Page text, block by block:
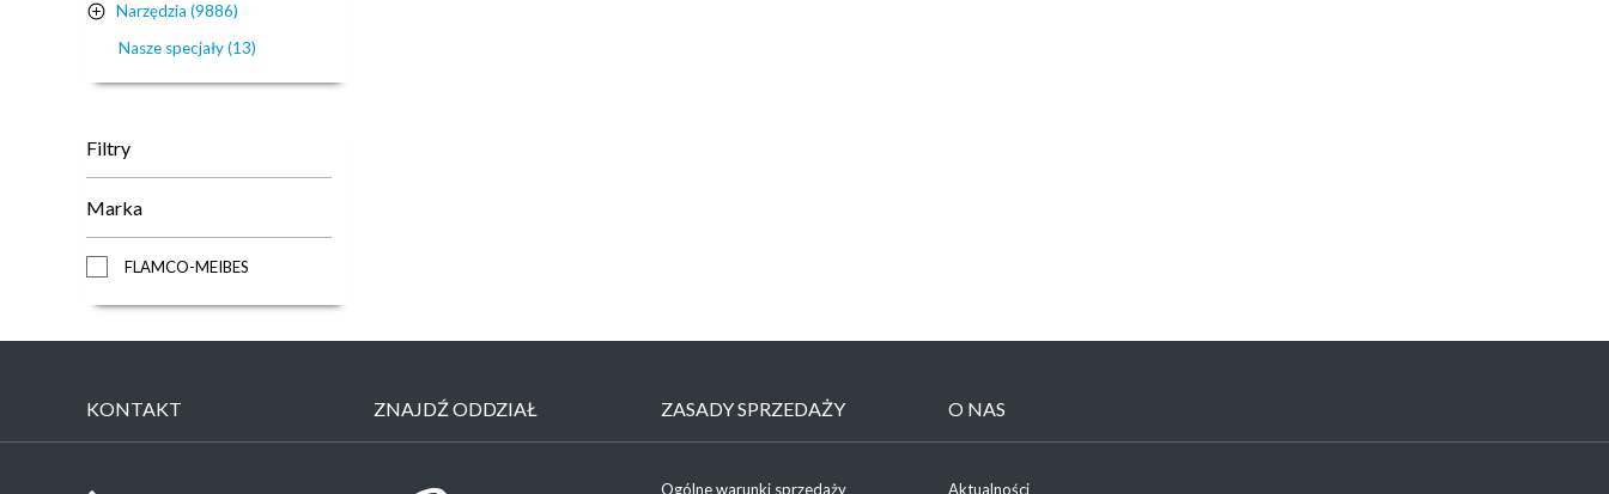
Narzędzia (9886)
Nasze specjały (13)
Filtry
Marka
FLAMCO-MEIBES
KONTAKT ZNAJDŹ ODDZIAŁ ZASADY SPRZEDAŻY
Ogólne warunki sprzedaży
O NAS
Aktualności